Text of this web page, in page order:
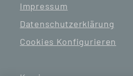
Impressum
Datenschutzerklärung
Cookies Konfigurieren